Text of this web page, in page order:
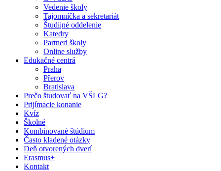
Vedenie školy
Tajomníčka a sekretariát
Študijné oddelenie
Katedry
Partneri školy
Online služby
Edukačné centrá
Praha
Přerov
Bratislava
Prečo študovať na VŠLG?
Prijímacie konanie
Kvíz
Školné
Kombinované štúdium
Často kladené otázky
Deň otvorených dverí
Erasmus+
Kontakt